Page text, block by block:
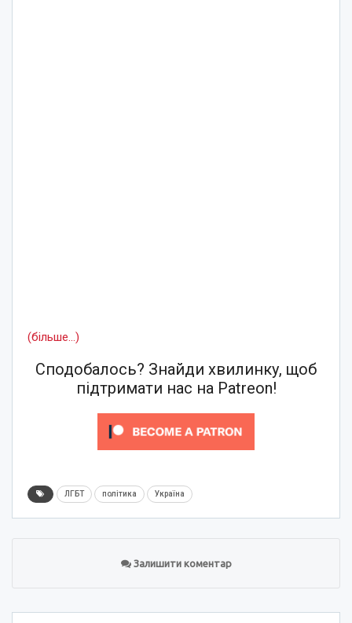
(більше…)
Сподобалось? Знайди хвилинку, щоб
підтримати нас на Patreon!
ЛГБТ політика Україна
Залишити коментар